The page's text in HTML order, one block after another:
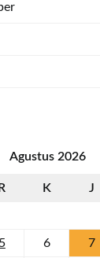
Agustus 2026
R K J
5 6 7